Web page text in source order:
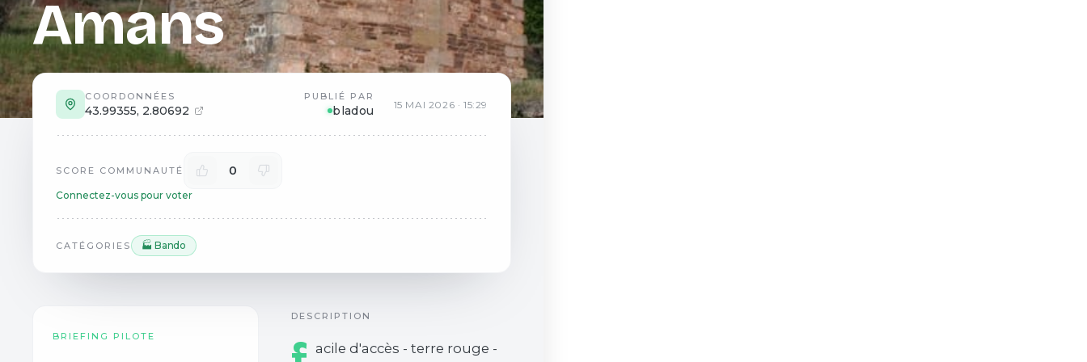
Amans
COORDONNÉES
43.99355, 2.80692
PUBLIÉ PAR
bladou 15 MAI 2026 · 15:29
SCORE COMMUNAUTÉ 0
Connectez-vous pour voter
CATÉGORIES 🏭 Bando
BRIEFING PILOTE
DESCRIPTION
acile d'accès - terre rouge -